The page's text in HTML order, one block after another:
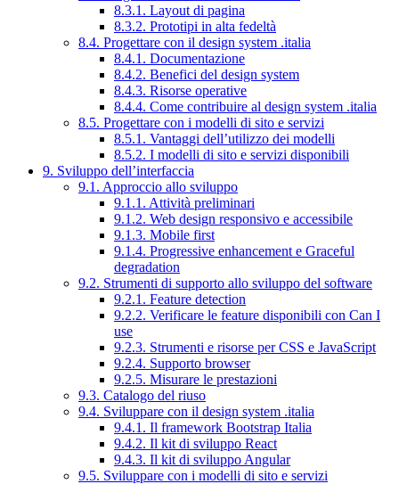
8.3.1. Layout di pagina
8.3.2. Prototipi in alta fedeltà
8.4. Progettare con il design system .italia
8.4.1. Documentazione
8.4.2. Benefici del design system
8.4.3. Risorse operative
8.4.4. Come contribuire al design system .italia
8.5. Progettare con i modelli di sito e servizi
8.5.1. Vantaggi dell’utilizzo dei modelli
8.5.2. I modelli di sito e servizi disponibili
9. Sviluppo dell’interfaccia
9.1. Approccio allo sviluppo
9.1.1. Attività preliminari
9.1.2. Web design responsivo e accessibile
9.1.3. Mobile first
9.1.4. Progressive enhancement e Graceful
degradation
9.2. Strumenti di supporto allo sviluppo del software
9.2.1. Feature detection
9.2.2. Verificare le feature disponibili con Can I
use
9.2.3. Strumenti e risorse per CSS e JavaScript
9.2.4. Supporto browser
9.2.5. Misurare le prestazioni
9.3. Catalogo del riuso
9.4. Sviluppare con il design system .italia
9.4.1. Il framework Bootstrap Italia
9.4.2. Il kit di sviluppo React
9.4.3. Il kit di sviluppo Angular
9.5. Sviluppare con i modelli di sito e servizi